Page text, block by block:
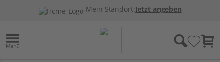
Mein Standort:Jetzt angeben